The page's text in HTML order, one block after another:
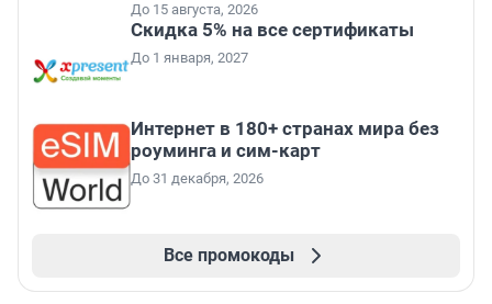
До 15 августа, 2026
Скидка 5% на все сертификаты
До 1 января, 2027
Интернет в 180+ странах мира без
роуминга и сим-карт
До 31 декабря, 2026
Все промокоды